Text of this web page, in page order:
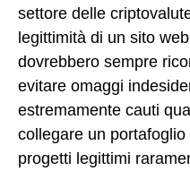
settore delle
legittimità di un sito
dovrebbero sempre
evitare omaggi
estremamente cauti
collegare un
progetti legittimi